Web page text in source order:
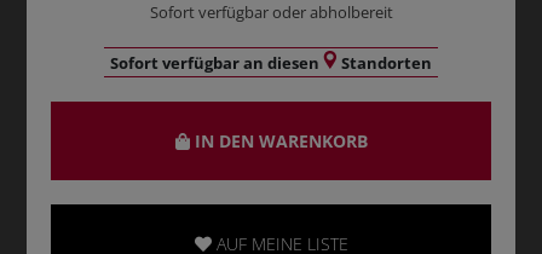
Sofort verfügbar oder abholbereit
Sofort verfügbar an diesen Standorten
IN DEN WARENKORB
AUF MEINE LISTE